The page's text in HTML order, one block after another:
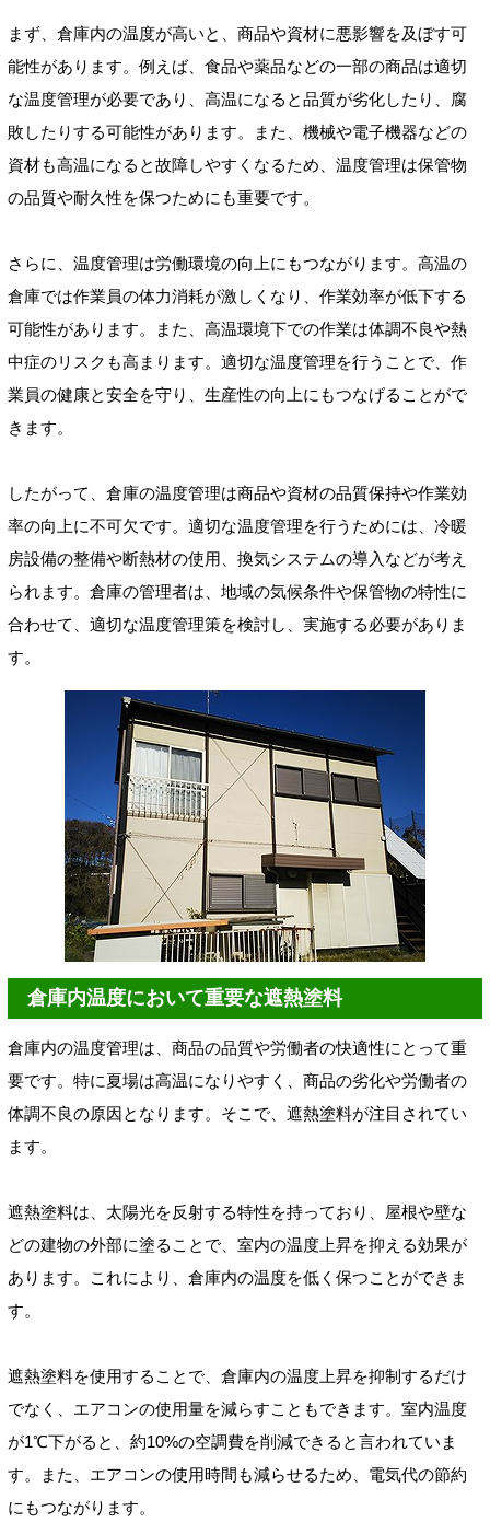
まず、倉庫内の温度が高いと、商品や資材に悪影響を及ぼす可
能性があります。例えば、食品や薬品などの一部の商品は適切
な温度管理が必要であり、高温になると品質が劣化したり、腐
敗したりする可能性があります。また、機械や電子機器などの
資材も高温になると故障しやすくなるため、温度管理は保管物
の品質や耐久性を保つためにも重要です。
さらに、温度管理は労働環境の向上にもつながります。高温の
倉庫では作業員の体力消耗が激しくなり、作業効率が低下する
可能性があります。また、高温環境下での作業は体調不良や熱
中症のリスクも高まります。適切な温度管理を行うことで、作
業員の健康と安全を守り、生産性の向上にもつなげることがで
きます。
したがって、倉庫の温度管理は商品や資材の品質保持や作業効
率の向上に不可欠です。適切な温度管理を行うためには、冷暖
房設備の整備や断熱材の使用、換気システムの導入などが考え
られます。倉庫の管理者は、地域の気候条件や保管物の特性に
合わせて、適切な温度管理策を検討し、実施する必要がありま
す。
倉庫内温度において重要な遮熱塗料
倉庫内の温度管理は、商品の品質や労働者の快適性にとって重
要です。特に夏場は高温になりやすく、商品の劣化や労働者の
体調不良の原因となります。そこで、遮熱塗料が注目されてい
ます。
遮熱塗料は、太陽光を反射する特性を持っており、屋根や壁な
どの建物の外部に塗ることで、室内の温度上昇を抑える効果が
あります。これにより、倉庫内の温度を低く保つことができま
す。
遮熱塗料を使用することで、倉庫内の温度上昇を抑制するだけ
でなく、エアコンの使用量を減らすこともできます。室内温度
が1℃下がると、約10%の空調費を削減できると言われていま
す。また、エアコンの使用時間も減らせるため、電気代の節約
にもつながります。